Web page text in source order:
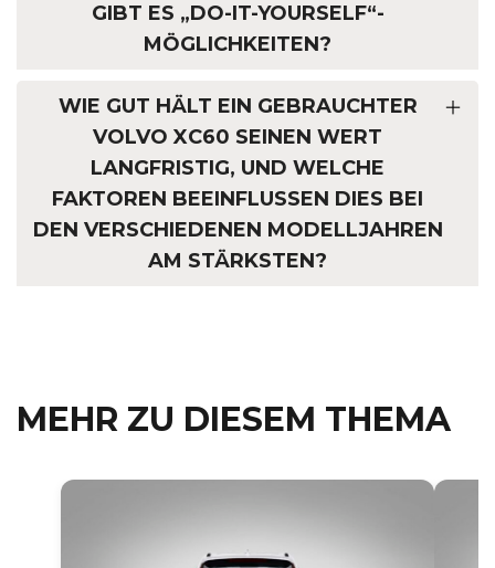
GIBT ES „DO-IT-YOURSELF“-
MÖGLICHKEITEN?
WIE GUT HÄLT EIN GEBRAUCHTER
VOLVO XC60 SEINEN WERT
LANGFRISTIG, UND WELCHE
FAKTOREN BEEINFLUSSEN DIES BEI
DEN VERSCHIEDENEN MODELLJAHREN
AM STÄRKSTEN?
MEHR ZU DIESEM THEMA